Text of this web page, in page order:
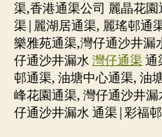
渠,香港通渠公司 麗晶花
渠|麗湖居通渠, 麗瑤邨通
樂雅苑通渠,灣仔通沙井漏
仔通沙井漏水 灣仔通渠通
邨通渠, 油塘中心通渠, 油
峰花園通渠, 灣仔通沙井
仔通沙井漏水 通渠|彩福